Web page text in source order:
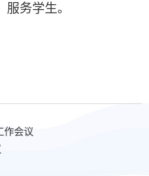
务学生。
作会议